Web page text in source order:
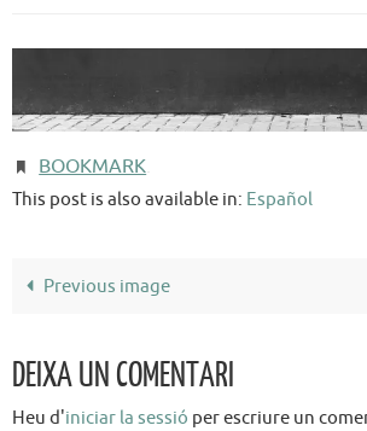
BOOKMARK
This post is also available in: Español
Previous image
DEIXA UN COMENTARI
Heu d'iniciar la sessió per escriure un